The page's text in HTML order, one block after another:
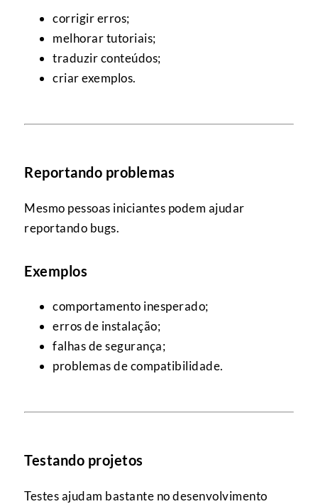
corrigir erros;
melhorar tutoriais;
traduzir conteúdos;
criar exemplos.
Reportando problemas
Mesmo pessoas iniciantes podem ajudar
reportando bugs.
Exemplos
comportamento inesperado;
erros de instalação;
falhas de segurança;
problemas de compatibilidade.
Testando projetos
Testes ajudam bastante no desenvolvimento